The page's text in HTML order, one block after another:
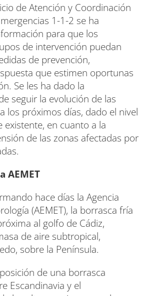
de Atención y Coordinación
1-1-2 se ha
para que los
de intervención puedan
de prevención,
que estimen oportunas
Se les ha dado la
seguir la evolución de las
los próximos días, dado el nivel
en cuanto a la
de las zonas afectadas por
AEMET
hace días la Agencia
(AEMET), la borrasca fría
al golfo de Cádiz,
de aire subtropical,
sobre la Península.
de una borrasca
Escandinavia y el